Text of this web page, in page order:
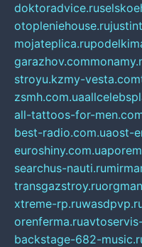
doktoradvice.ru
otopleniehouse.ru
mojateplica.ru
garazhov.com
stroyu.kzmy-vesta.com
zsmh.com.ua
all-tattoos-for-
best-radio.com.uaost-
euroshiny.com.ua
searchus-nauti.ru
transgazstroy.ru
xtreme-rp.ru
orenferma.ru
backstage-682-